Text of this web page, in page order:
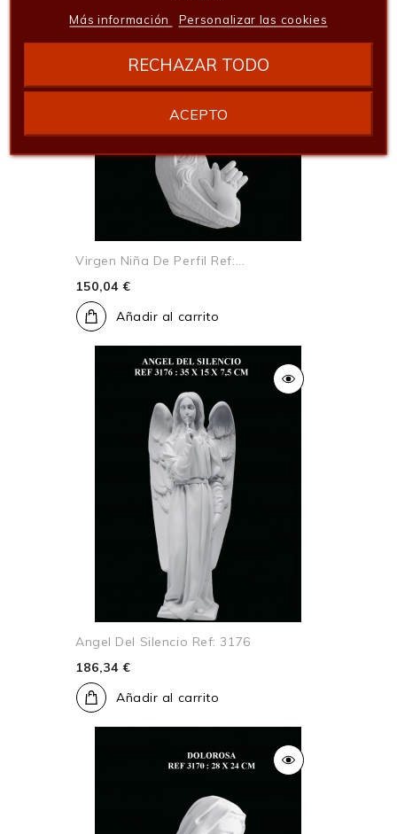
Virgen Niña De Perfil Ref:...
150,04 €
Añadir al carrito
Angel Del Silencio Ref: 3176
186,34 €
Añadir al carrito
Más información Personalizar las cookies
RECHAZAR TODO
ACEPTO